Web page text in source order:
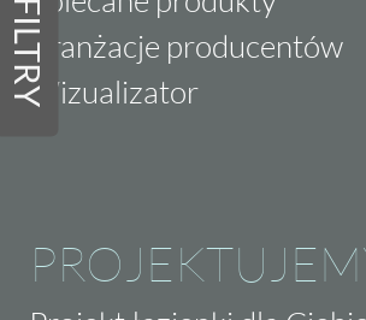
FILTRYAranżacje producentów
Wizualizator